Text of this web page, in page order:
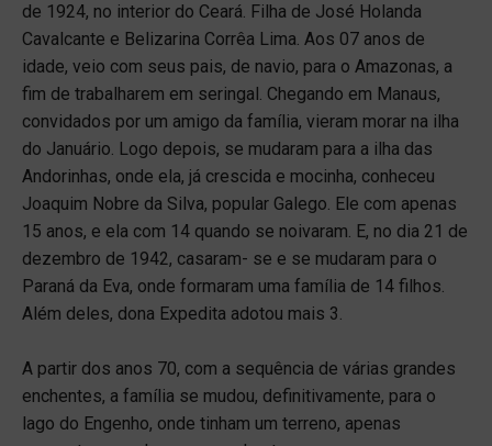
de 1924, no interior do Ceará. Filha de José Holanda
Cavalcante e Belizarina Corrêa Lima. Aos 07 anos de
idade, veio com seus pais, de navio, para o Amazonas, a
fim de trabalharem em seringal. Chegando em Manaus,
convidados por um amigo da família, vieram morar na ilha
do Januário. Logo depois, se mudaram para a ilha das
Andorinhas, onde ela, já crescida e mocinha, conheceu
Joaquim Nobre da Silva, popular Galego. Ele com apenas
15 anos, e ela com 14 quando se noivaram. E, no dia 21 de
dezembro de 1942, casaram- se e se mudaram para o
Paraná da Eva, onde formaram uma família de 14 filhos.
Além deles, dona Expedita adotou mais 3.
A partir dos anos 70, com a sequência de várias grandes
enchentes, a família se mudou, definitivamente, para o
lago do Engenho, onde tinham um terreno, apenas